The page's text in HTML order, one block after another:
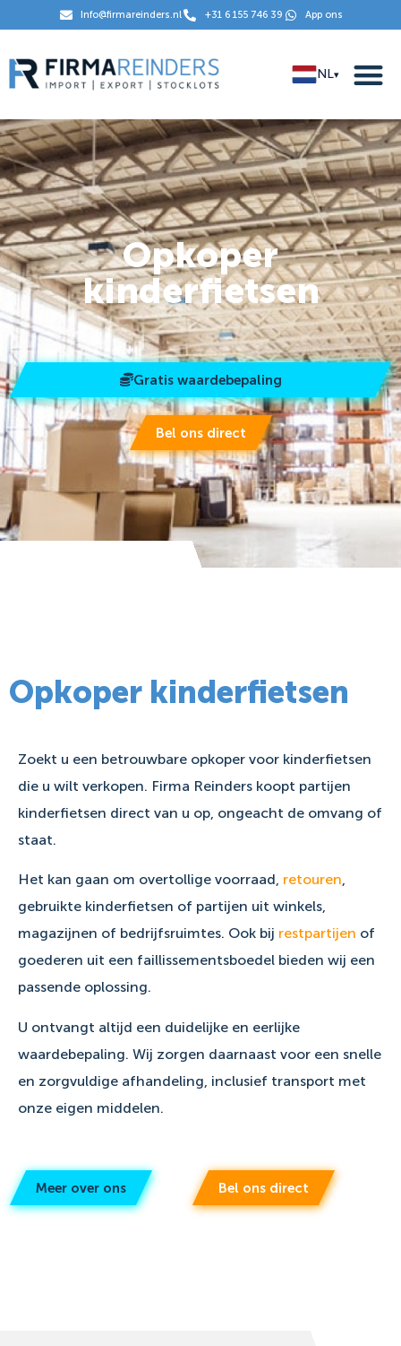
Info@firmareinders.nl +31 6 155 746 39 App ons
NL▾
Opkoper
kinderfietsen
Gratis waardebepaling
Bel ons direct
Opkoper kinderfietsen
Zoekt u een betrouwbare opkoper voor kinderfietsen
die u wilt verkopen. Firma Reinders koopt partijen
kinderfietsen direct van u op, ongeacht de omvang of
staat.
Het kan gaan om overtollige voorraad, retouren
gebruikte kinderfietsen of partijen uit winkels,
magazijnen of bedrijfsruimtes. Ook bij restpartijen of
goederen uit een faillissementsboedel bieden wij een
passende oplossing.
U ontvangt altijd een duidelijke en eerlijke
waardebepaling. Wij zorgen daarnaast voor een snelle
en zorgvuldige afhandeling, inclusief transport met
onze eigen middelen.
Meer over ons Bel ons direct